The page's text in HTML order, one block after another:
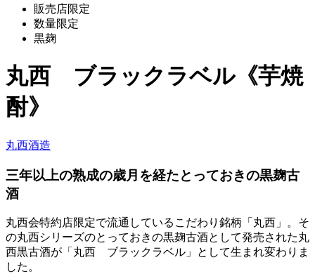
販売店限定
数量限定
黒麹
丸西 ブラックラベル《芋焼
酎》
丸西酒造
三年以上の熟成の歳月を経たとっておきの黒麹古
酒
丸西会特約店限定で流通しているこだわり銘柄「丸西」。そ
の丸西シリーズのとっておきの黒麹古酒として発売された丸
西黒古酒が「丸西 ブラックラベル」として生まれ変わりま
した。